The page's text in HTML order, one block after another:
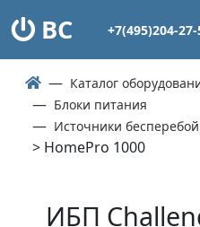
ВС +7(495)204-
Каталог
Блоки питания
Источники
> HomePro 1000
ИБП